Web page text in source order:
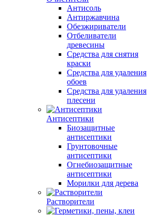
Антисоль
Антиржавчина
Обезжириватели
Отбеливатели
древесины
Средства для снятия
краски
Средства для удаления
обоев
Средства для удаления
плесени
Антисептики
Биозащитные
антисептики
Грунтовочные
антисептики
Огнебиозащитные
антисептики
Морилки для дерева
Растворители